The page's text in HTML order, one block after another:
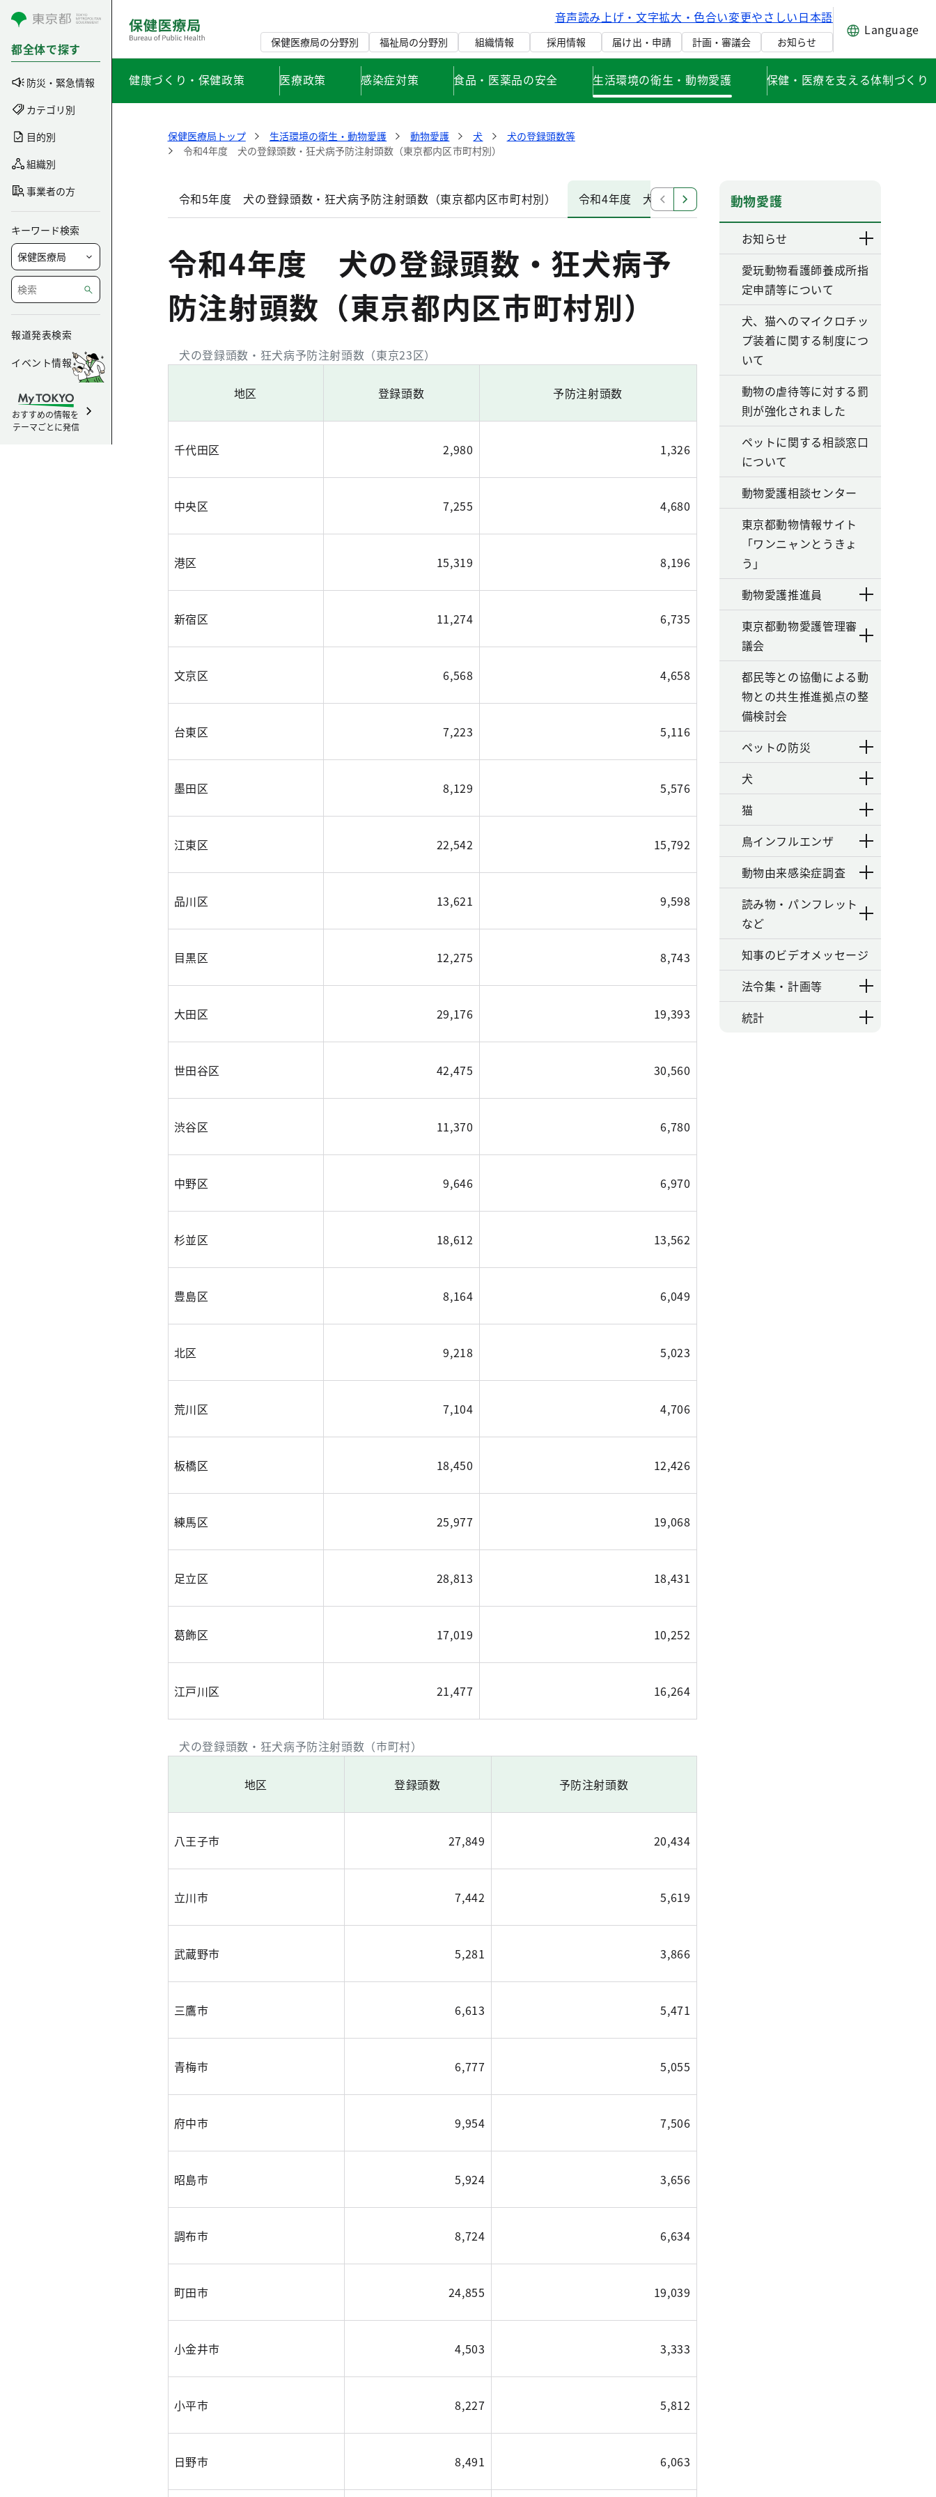
コンテンツにスキップ
都全体で探す
防災・緊急情報
カテゴリ別
目的別
組織別
事業者の方
キーワード検索
報道発表検索
イベント情報
おすすめの情報を
テーマごとに発信
音声読み上げ・文字拡大・色合い変更やさしい日本語
保健医療局の分野別 福祉局の分野別 組織情報 採用情報 届け出・申請 計画・審議会 お知らせ
Language
健康づくり・保健政策 医療政策 感染症対策 食品・医薬品の安全 生活環境の衛生・動物愛護 保健・医療を支える体制づくり
保健医療局トップ 生活環境の衛生・動物愛護 動物愛護 犬
犬の登録頭数等
令和4年度 犬の登録頭数・狂犬病予防注射頭数（東京都内区市町村別）
令和5年度 犬の登録頭数・狂犬病予防注射頭数（東京都内区市町村別） 令和4年度 犬の登録頭数・狂犬病予防注射頭数（東京都内区市町村
令和4年度 犬の登録頭数・狂犬病予
防注射頭数（東京都内区市町村別）
犬の登録頭数・狂犬病予防注射頭数（東京23区）
地区 登録頭数 予防注射頭数
千代田区 2,980 1,326
中央区 7,255 4,680
港区 15,319 8,196
新宿区 11,274 6,735
文京区 6,568 4,658
台東区 7,223 5,116
墨田区 8,129 5,576
江東区 22,542 15,792
品川区 13,621 9,598
目黒区 12,275 8,743
大田区 29,176 19,393
世田谷区 42,475 30,560
渋谷区 11,370 6,780
中野区 9,646 6,970
杉並区 18,612 13,562
豊島区 8,164 6,049
北区 9,218 5,023
荒川区 7,104 4,706
板橋区 18,450 12,426
練馬区 25,977 19,068
足立区 28,813 18,431
葛飾区 17,019 10,252
江戸川区 21,477 16,264
犬の登録頭数・狂犬病予防注射頭数（市町村）
地区 登録頭数 予防注射頭数
八王子市 27,849 20,434
立川市 7,442 5,619
武蔵野市 5,281 3,866
三鷹市 6,613 5,471
青梅市 6,777 5,055
府中市 9,954 7,506
昭島市 5,924 3,656
調布市 8,724 6,634
町田市 24,855 19,039
小金井市 4,503 3,333
小平市 8,227 5,812
日野市 8,491 6,063
動物愛護
お知らせ
愛玩動物看護師養成所指
定申請等について
犬、猫へのマイクロチッ
プ装着に関する制度につ
いて
動物の虐待等に対する罰
則が強化されました
ペットに関する相談窓口
について
動物愛護相談センター
東京都動物情報サイト
「ワンニャンとうきょ
う」
動物愛護推進員
東京都動物愛護管理審
議会
都民等との協働による動
物との共生推進拠点の整
備検討会
ペットの防災
犬
猫
鳥インフルエンザ
動物由来感染症調査
読み物・パンフレット
など
知事のビデオメッセージ
法令集・計画等
統計